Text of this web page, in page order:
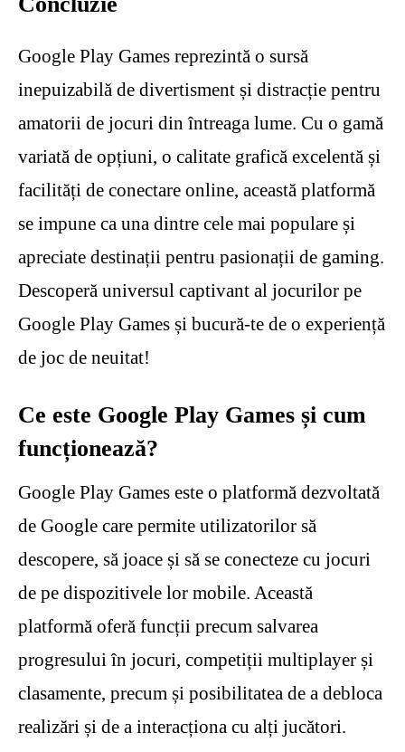
Google Play Games reprezintă o sursă
inepuizabilă de divertisment și distracție pentru
amatorii de jocuri din întreaga lume. Cu o gamă
variată de opțiuni, o calitate grafică excelentă și
facilități de conectare online, această platformă
se impune ca una dintre cele mai populare și
apreciate destinații pentru pasionații de gaming.
Descoperă universul captivant al jocurilor pe
Google Play Games și bucură-te de o experiență
de joc de neuitat!
Ce este Google Play Games și cum
funcționează?
Google Play Games este o platformă dezvoltată
de Google care permite utilizatorilor să
descopere, să joace și să se conecteze cu jocuri
de pe dispozitivele lor mobile. Această
platformă oferă funcții precum salvarea
progresului în jocuri, competiții multiplayer și
clasamente, precum și posibilitatea de a debloca
realizări și de a interacționa cu alți jucători.